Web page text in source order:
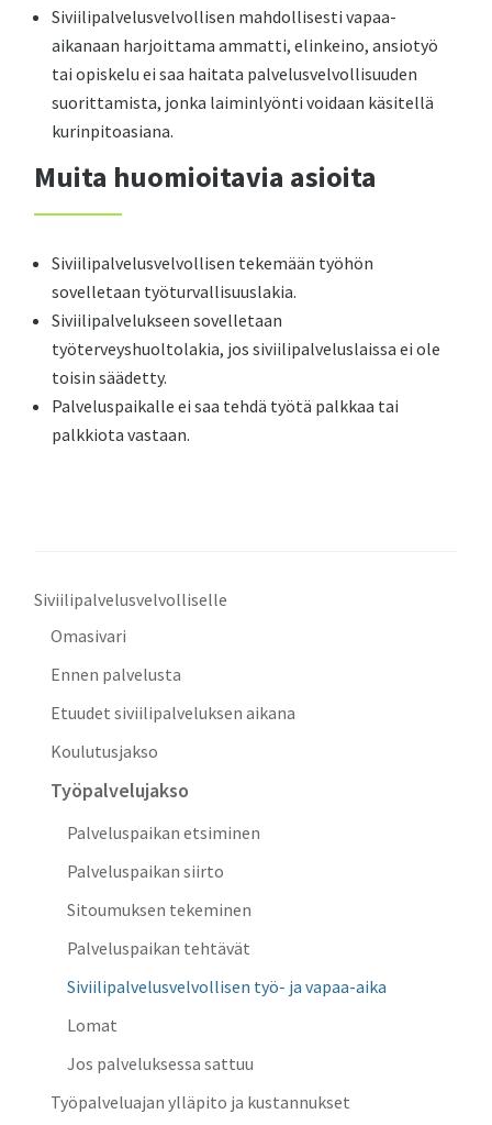
Siviilipalvelusvelvollisen mahdollisesti vapaa-
aikanaan harjoittama ammatti, elinkeino, ansiotyö
tai opiskelu ei saa haitata palvelusvelvollisuuden
suorittamista, jonka laiminlyönti voidaan käsitellä
kurinpitoasiana.
Muita huomioitavia asioita
Siviilipalvelusvelvollisen tekemään työhön
sovelletaan työturvallisuuslakia.
Siviilipalvelukseen sovelletaan
työterveyshuoltolakia, jos siviilipalveluslaissa ei ole
toisin säädetty.
Palveluspaikalle ei saa tehdä työtä palkkaa tai
palkkiota vastaan.
Siviilipalvelusvelvolliselle
Omasivari
Ennen palvelusta
Etuudet siviilipalveluksen aikana
Koulutusjakso
Työpalvelujakso
Palveluspaikan etsiminen
Palveluspaikan siirto
Sitoumuksen tekeminen
Palveluspaikan tehtävät
Siviilipalvelusvelvollisen työ- ja vapaa-aika
Lomat
Jos palveluksessa sattuu
Työpalveluajan ylläpito ja kustannukset